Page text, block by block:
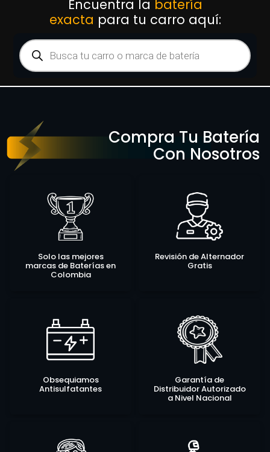
Encuentra la batería
exacta para tu carro aquí:
Compra Tu Batería
Con Nosotros
Solo las mejores
marcas de Baterías en
Colombia
Revisión de Alternador
Gratis
Obsequiamos
Antisulfatantes
Garantía de
Distribuidor Autorizado
a Nivel Nacional